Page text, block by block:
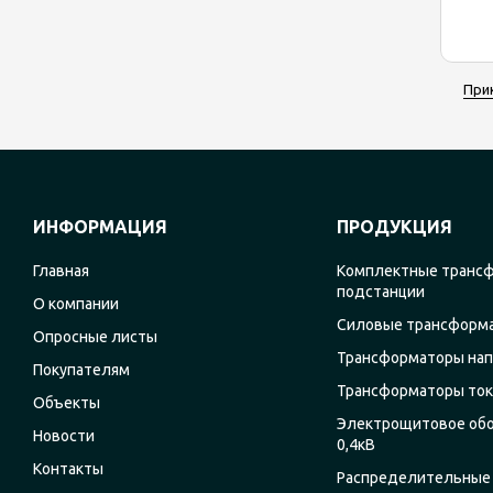
ИНФОРМАЦИЯ
Главная
О компании
Опросные листы
Покупателям
Объекты
Новости
Контакты
ПРОДУКЦИЯ
Комплектные
подстанции
Силовые
Трансформаторы
Трансформаторы
Электрощитовое
0,4кВ
Распределительные